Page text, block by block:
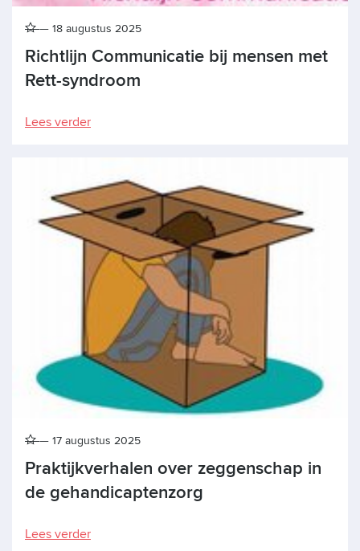
Richtlijn Communicatie bij mensen met
Rett-syndroom
18 augustus 2025
Lees verder
Praktijkverhalen over zeggenschap in
de gehandicaptenzorg
17 augustus 2025
Lees verder